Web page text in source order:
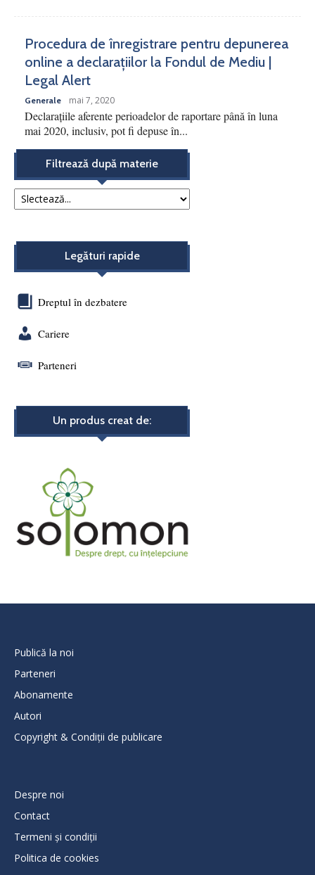
Procedura de înregistrare pentru depunerea
online a declarațiilor la Fondul de Mediu |
Legal Alert
Generale mai 7, 2020
Declarațiile aferente perioadelor de raportare până în luna
mai 2020, inclusiv, pot fi depuse în...
Filtrează după materie
Legături rapide
Dreptul în dezbatere
Cariere
Parteneri
Un produs creat de:
Publică la noi
Parteneri
Abonamente
Autori
Copyright & Condiții de publicare
Despre noi
Contact
Termeni și condiții
Politica de cookies